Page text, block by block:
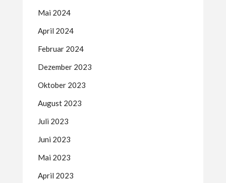
Mai 2024
April 2024
Februar 2024
Dezember 2023
Oktober 2023
August 2023
Juli 2023
Juni 2023
Mai 2023
April 2023